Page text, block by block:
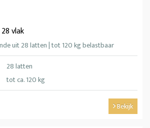
vlak
uit 28 latten | tot 120 kg belastbaar
28 latten
tot ca. 120 kg
Bekijk